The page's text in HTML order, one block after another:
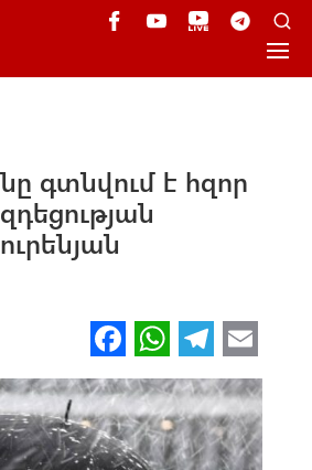
գտնվում է հզոր
Fa
ce
b
o
W
h
at
s
Te
le
gr
a
m
ail